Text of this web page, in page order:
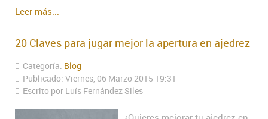
Leer más...
20 Claves para jugar mejor la apertura en ajedrez
Categoría: Blog
Publicado: Viernes, 06 Marzo 2015 19:31
Escrito por Luís Fernández Siles